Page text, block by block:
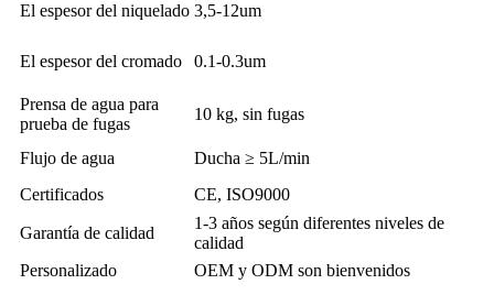
El espesor del niquelado 3,5-12um
El espesor del cromado 0.1-0.3um
Prensa de agua para
prueba de fugas
10 kg, sin fugas
Flujo de agua
Ducha ≥ 5L/min
Certificados
CE, ISO9000
Garantía de calidad
1-3 años según diferentes niveles de
calidad
Personalizado
OEM y ODM son bienvenidos